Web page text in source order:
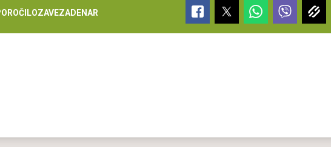
ZAVEZADENAR